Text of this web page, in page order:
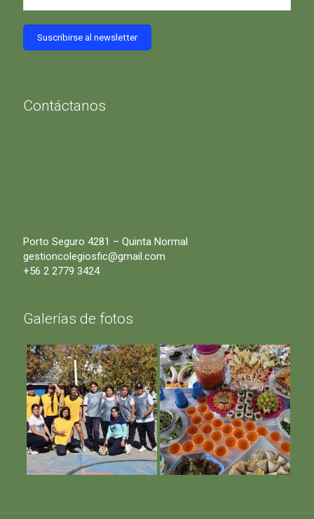
Contáctanos
Porto Seguro 4281 – Quinta Normal
gestioncolegiosfic@gmail.com
+56 2 2779 3424
Galerías de fotos